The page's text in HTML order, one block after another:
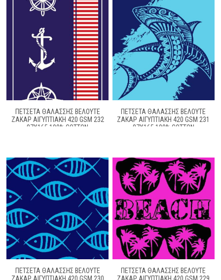
ΠΕΤΣΈΤΑ ΘΑΛΆΣΣΗΣ ΒΕΛΟΥΤΈ
ΖΑΚΆΡ ΑΙΓΥΠΤΙΑΚΉ 420 GSM 232
87X165 100% COTTON
ΠΕΤΣΈΤΑ ΘΑΛΆΣΣΗΣ ΒΕΛΟΥΤΈ
ΖΑΚΆΡ ΑΙΓΥΠΤΙΑΚΉ 420 GSM 231
87X165 100% COTTON
ΠΕΤΣΈΤΑ ΘΑΛΆΣΣΗΣ ΒΕΛΟΥΤΈ
ΠΕΤΣΈΤΑ ΘΑΛΆΣΣΗΣ ΒΕΛΟΥΤΈ